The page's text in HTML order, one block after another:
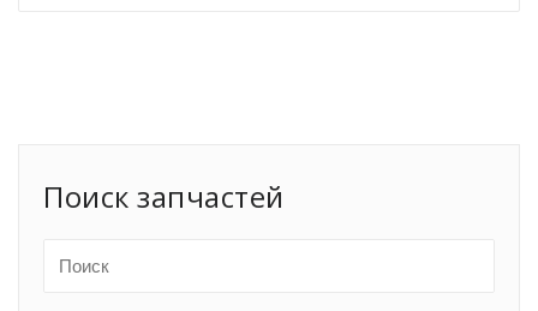
Поиск запчастей